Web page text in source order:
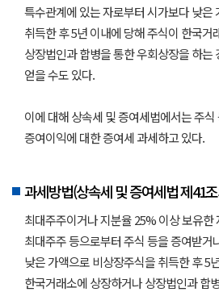
특수관계에 있는 자로부터 시가보다 낮은
취득한 후 5년 이내에 당해 주식이 한국거
상장법인과 합병을 통한 우회상장을 하는
얻을 수도 있다.
이에 대해 상속세 및 증여세법에서는 주
증여이익에 대한 증여세 과세하고 있다.
과세방법(상속세 및 증여세법 제41
최대주주이거나 지분율 25% 이상 보유한
최대주주 등으로부터 주식 등을 증여받거
낮은 가액으로 비상장주식을 취득한 후 5
한국거래소에 상장하거나 상장법인과 합